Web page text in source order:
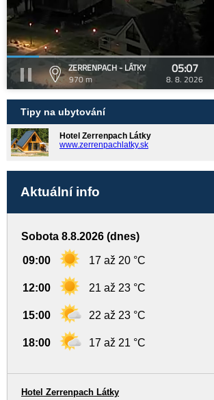
ZERRENPACH - LÁTKY
970 m
05:07
8. 8. 2026
Tipy na ubytování
Hotel Zerrenpach Látky
www.zerrenpachlatky.sk
Aktuální info
Sobota 8.8.2026 (dnes)
09:00 17 až 20 °C
12:00 21 až 23 °C
15:00 22 až 23 °C
18:00 17 až 21 °C
Hotel Zerrenpach Látky